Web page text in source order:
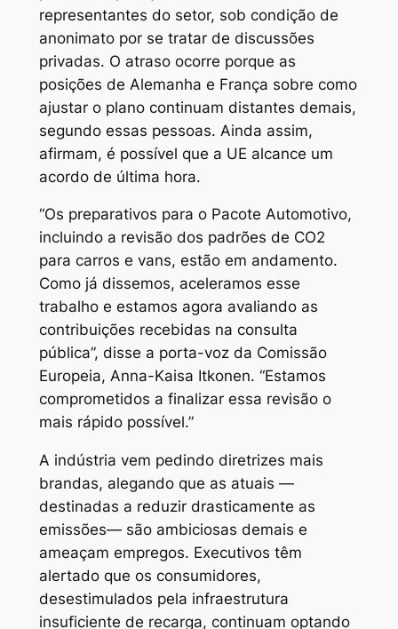
representantes do setor, sob condição de
anonimato por se tratar de discussões
privadas. O atraso ocorre porque as
posições de Alemanha e França sobre como
ajustar o plano continuam distantes demais,
segundo essas pessoas. Ainda assim,
afirmam, é possível que a UE alcance um
acordo de última hora.
“Os preparativos para o Pacote Automotivo,
incluindo a revisão dos padrões de CO2
para carros e vans, estão em andamento.
Como já dissemos, aceleramos esse
trabalho e estamos agora avaliando as
contribuições recebidas na consulta
pública”, disse a porta-voz da Comissão
Europeia, Anna-Kaisa Itkonen. “Estamos
comprometidos a finalizar essa revisão o
mais rápido possível.”
A indústria vem pedindo diretrizes mais
brandas, alegando que as atuais —
destinadas a reduzir drasticamente as
emissões— são ambiciosas demais e
ameaçam empregos. Executivos têm
alertado que os consumidores,
desestimulados pela infraestrutura
insuficiente de recarga, continuam optando